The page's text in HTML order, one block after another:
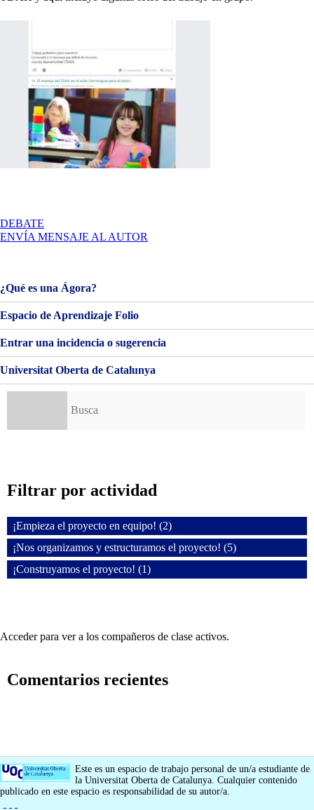
DEBATE
DIVERSIDAD
ENVÍA MENSAJE AL AUTOR
¿Qué es una Ágora?
Espacio de Aprendizaje Folio
Entrar una incidencia o sugerencia
Universitat Oberta de Catalunya
Filtrar por actividad
¡Empieza el proyecto en equipo! (2)
¡Nos organizamos y estructuramos el proyecto! (5)
¡Construyamos el proyecto! (1)
Acceder para ver a los compañeros de clase activos.
Comentarios recientes
Este es un espacio de trabajo personal de un/a estudiante de
la Universitat Oberta de Catalunya. Cualquier contenido
publicado en este espacio es responsabilidad de su autor/a.